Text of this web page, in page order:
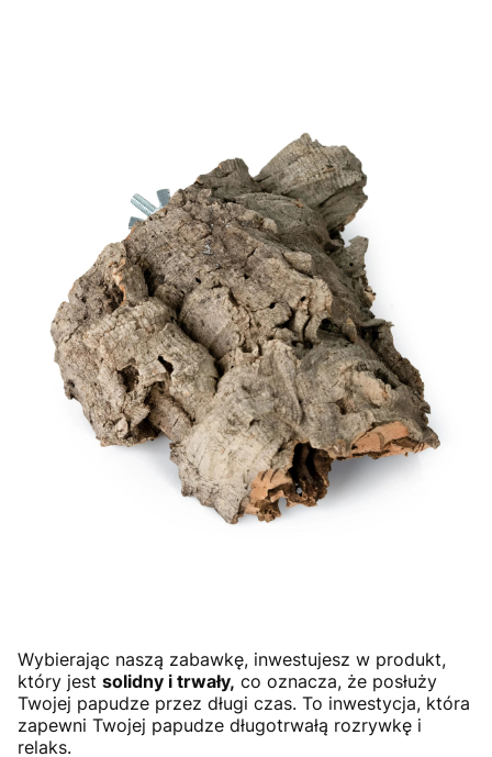
Wybierając naszą zabawkę, inwestujesz w produkt,
który jest solidny i trwały, co oznacza, że posłuży
Twojej papudze przez długi czas. To inwestycja, która
zapewni Twojej papudze długotrwałą rozrywkę i
relaks.